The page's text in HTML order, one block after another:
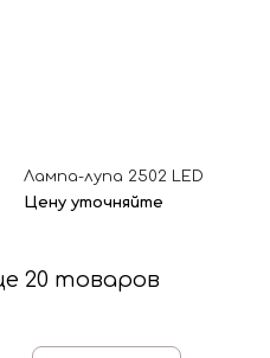
Лампа-лупа 2502 LED
Цену уточняйте
20 товаров